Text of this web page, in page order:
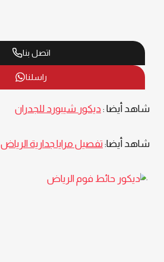
اتصل بنا
راسلنا
شاهد أيضا :ديكور شيبورد للجدران
شاهد أيضا:تفصيل مرايا جدارية الرياض